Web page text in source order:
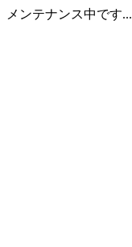
メンテナンス中です...